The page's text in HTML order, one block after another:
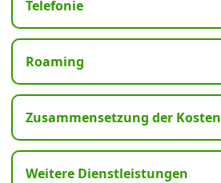
Telefonie
Roaming
Zusammensetzung der Kosten
Weitere Dienstleistungen